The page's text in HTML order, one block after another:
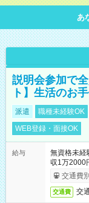
あ
説明会参加で
ト】生活のお
派遣 職種未経験OK
WEB登録・面接OK
給与
無資格未
収1万2000
交通費
交通費 交